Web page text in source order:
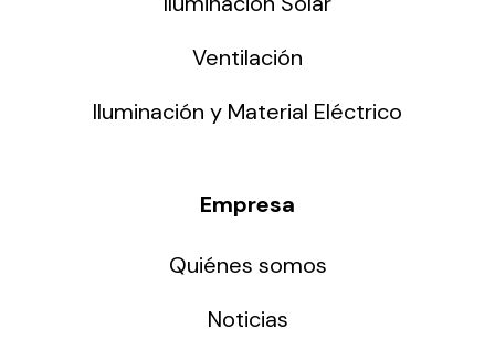
Ventilación
Iluminación y Material Eléctrico
Empresa
Quiénes somos
Noticias